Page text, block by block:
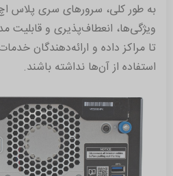
به طور کلی، سرورهای سری پلاس
ویژگی‌ها، انعطاف‌پذیری و قابلیت
تا مراکز داده و ارائه‌دهندگان
استفاده از آن‌ها نداشته باشند.